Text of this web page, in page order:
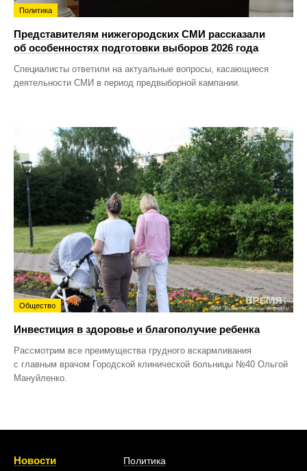
Политика
Представителям нижегородских СМИ рассказали
об особенностях подготовки выборов 2026 года
Специалисты ответили на актуальные вопросы, касающиеся
деятельности СМИ в период предвыборной кампании.
Общество
Инвестиция в здоровье и благополучие ребенка
Рассмотрим все преимущества грудного вскармливания
с главным врачом Городской клинической больницы №40 Ольгой
Мануйленко.
Новости
Политика